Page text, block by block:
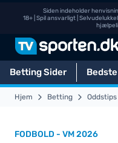
Siden indeholder
18+ | Spil ansvarligt |
Betting Sider
Hjem Betting Oddstips
FODBOLD - VM 2026